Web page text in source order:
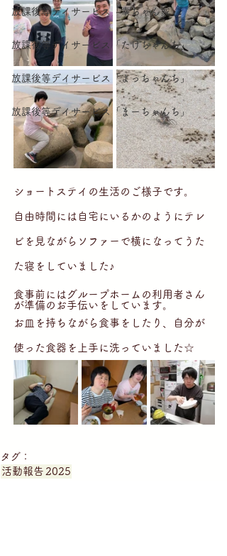
放課後等デイサービス「幸ちゃん家」
放課後等デイサービス「たけちゃんち」
放課後等デイサービス「よっちゃんち」
放課後等デイサービス「まーちゃんち」
ショートステイの生活のご様子です。
自由時間には自宅にいるかのようにテレ
ビを見ながらソファーで横になってうた
た寝をしていました♪
食事前にはグループホームの利用者さん
が準備のお手伝いをしています。
お皿を持ちながら食事をしたり、自分が
使った食器を上手に洗っていました☆
タグ：
活動報告 2025